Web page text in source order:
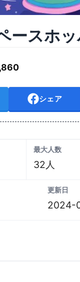
ースホッ
シェア
最大人数
32人
更新日
2024-